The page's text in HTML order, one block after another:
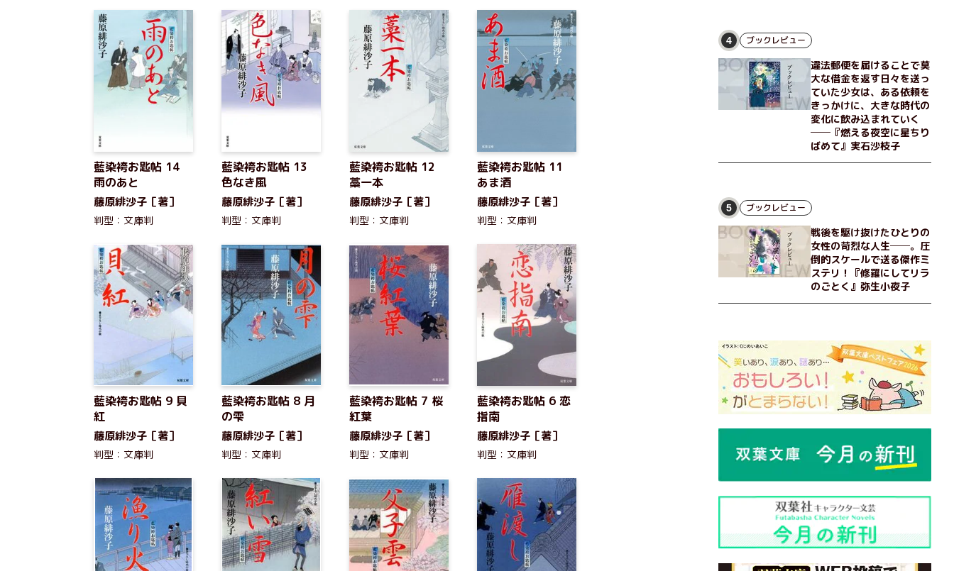
藍染袴お匙帖 14
雨のあと
藤原緋沙子［著］
判型：文庫判
藍染袴お匙帖 13
色なき風
藤原緋沙子［著］
判型：文庫判
藍染袴お匙帖 12
藁一本
藤原緋沙子［著］
判型：文庫判
藍染袴お匙帖 11
あま酒
藤原緋沙子［著］
判型：文庫判
藍染袴お匙帖 9 貝
紅
藤原緋沙子［著］
判型：文庫判
藍染袴お匙帖 8 月
の雫
藤原緋沙子［著］
判型：文庫判
藍染袴お匙帖 7 桜
紅葉
藤原緋沙子［著］
判型：文庫判
藍染袴お匙帖 6 恋
指南
藤原緋沙子［著］
判型：文庫判
4 ブックレビュー
違法郵便を届けることで莫
大な借金を返す日々を送っ
ていた少女は、ある依頼を
きっかけに、大きな時代の
変化に飲み込まれていく
──『燃える夜空に星ちり
ばめて』実石沙枝子
5 ブックレビュー
戦後を駆け抜けたひとりの
女性の苛烈な人生──。圧
倒的スケールで送る傑作ミ
ステリ！『修羅にしてリラ
のごとく』弥生小夜子